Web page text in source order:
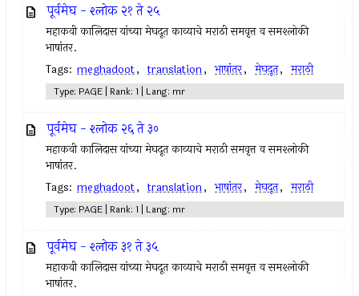
पूर्वमेघ - श्लोक २१ ते २५
महाकवी कालिदास यांच्या मेघदूत काव्याचे मराठी समवृत्त व समश्लोकी
भाषांतर.
Tags: meghadoot, translation, भाषांतर, मेघदूत, मराठी
Type: PAGE | Rank: 1 | Lang: mr
पूर्वमेघ - श्लोक २६ ते ३०
महाकवी कालिदास यांच्या मेघदूत काव्याचे मराठी समवृत्त व समश्लोकी
भाषांतर.
Tags: meghadoot, translation, भाषांतर, मेघदूत, मराठी
Type: PAGE | Rank: 1 | Lang: mr
पूर्वमेघ - श्लोक ३१ ते ३५
महाकवी कालिदास यांच्या मेघदूत काव्याचे मराठी समवृत्त व समश्लोकी
भाषांतर.